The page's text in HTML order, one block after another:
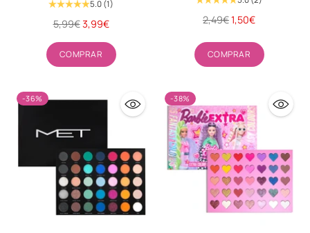
5.0 (1)
Precio
5,99€3,99€
COMPRAR
Cantidad
Precio
2,49€1,50€
COMPRAR
Cantidad
-36% -38%